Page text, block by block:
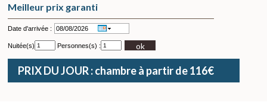
Meilleur prix garanti
Date d'arrivée :
Nuitée(s) Personnes(s) : ok
PRIX DU JOUR : chambre à partir de 116€